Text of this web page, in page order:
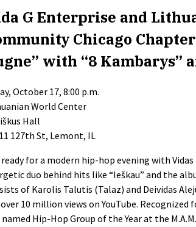
G Enterprise and
Chicago
with “8 Kambarys”
October 17, 8:00 p.m.
World Center
Hall
127th St, Lemont, IL
for a modern hip-hop evening with Vidas
duo behind hits like “Ieškau” and the
of Karolis Talutis (Talaz) and Deividas
10 million views on YouTube.
named Hip-Hop Group of the Year at the